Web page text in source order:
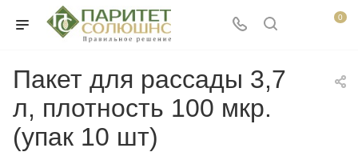
0
Пакет для рассады 3,7
л, плотность 100 мкр.
(упак 10 шт)